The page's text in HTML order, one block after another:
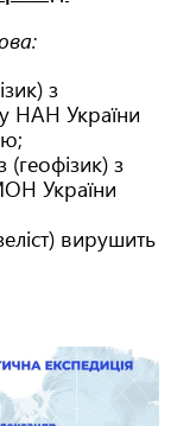
з
НАН України
з
України
вирушить